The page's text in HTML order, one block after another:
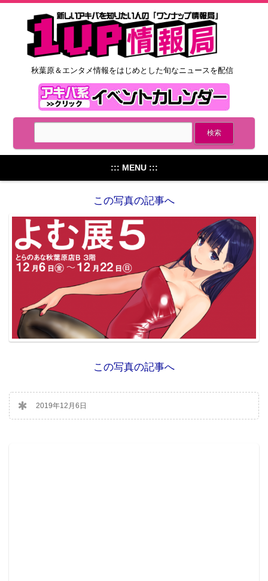
秋葉原＆エンタメ情報をはじめとした旬なニュースを配信
::: MENU :::
この写真の記事へ
この写真の記事へ
2019年12月6日